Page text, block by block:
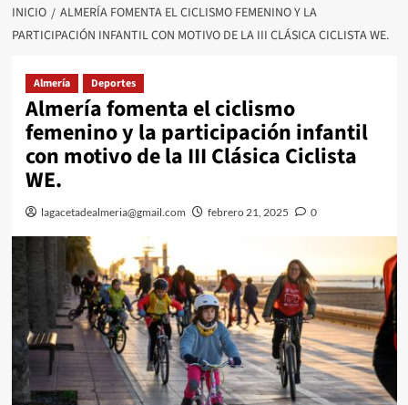
INICIO
ALMERÍA FOMENTA EL CICLISMO FEMENINO Y LA
PARTICIPACIÓN INFANTIL CON MOTIVO DE LA III CLÁSICA CICLISTA WE.
Almería Deportes
Almería fomenta el ciclismo
femenino y la participación infantil
con motivo de la III Clásica Ciclista
WE.
lagacetadealmeria@gmail.com febrero 21, 2025 0